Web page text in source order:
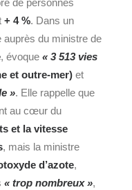
de personnes
+ 4 %. Dans un
auprès du ministre de
, évoque « 3 513 vies
et outre-mer) et
». Elle rappelle que
au cœur du
et la vitesse
, mais la ministre
d’azote,
« trop nombreux »,